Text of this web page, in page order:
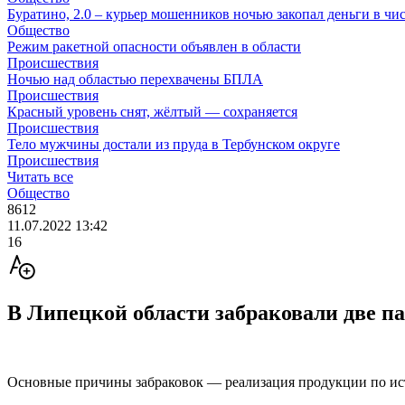
Буратино, 2.0 – курьер мошенников ночью закопал деньги в
Общество
Режим ракетной опасности объявлен в области
Происшествия
Ночью над областью перехвачены БПЛА
Происшествия
Красный уровень снят, жёлтый — сохраняется
Происшествия
Тело мужчины достали из пруда в Тербунском округе
Происшествия
Читать все
Общество
8612
11.07.2022 13:42
16
В Липецкой области забраковали две
Основные причины забраковок — реализация продукции по